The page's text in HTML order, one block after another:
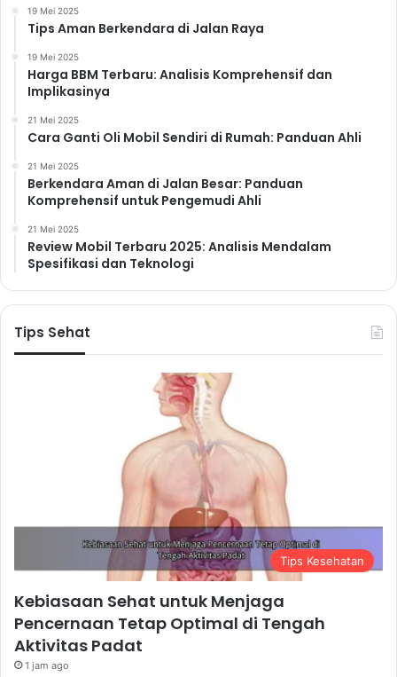
19 Mei 2025
Tips Aman Berkendara di Jalan Raya
19 Mei 2025
Harga BBM Terbaru: Analisis Komprehensif dan
Implikasinya
21 Mei 2025
Cara Ganti Oli Mobil Sendiri di Rumah: Panduan Ahli
21 Mei 2025
Berkendara Aman di Jalan Besar: Panduan
Komprehensif untuk Pengemudi Ahli
21 Mei 2025
Review Mobil Terbaru 2025: Analisis Mendalam
Spesifikasi dan Teknologi
Tips Sehat
Tips Kesehatan
Kebiasaan Sehat untuk Menjaga
Pencernaan Tetap Optimal di Tengah
Aktivitas Padat
1 jam ago